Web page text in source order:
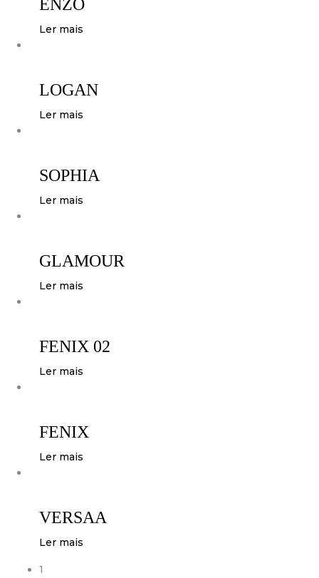
ENZO
Ler mais
LOGAN
Ler mais
SOPHIA
Ler mais
GLAMOUR
Ler mais
FENIX 02
Ler mais
FENIX
Ler mais
VERSAA
Ler mais
1